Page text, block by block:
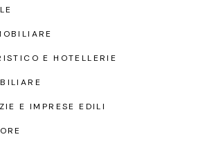
E HOTELLERIE
E IMPRESE EDILI